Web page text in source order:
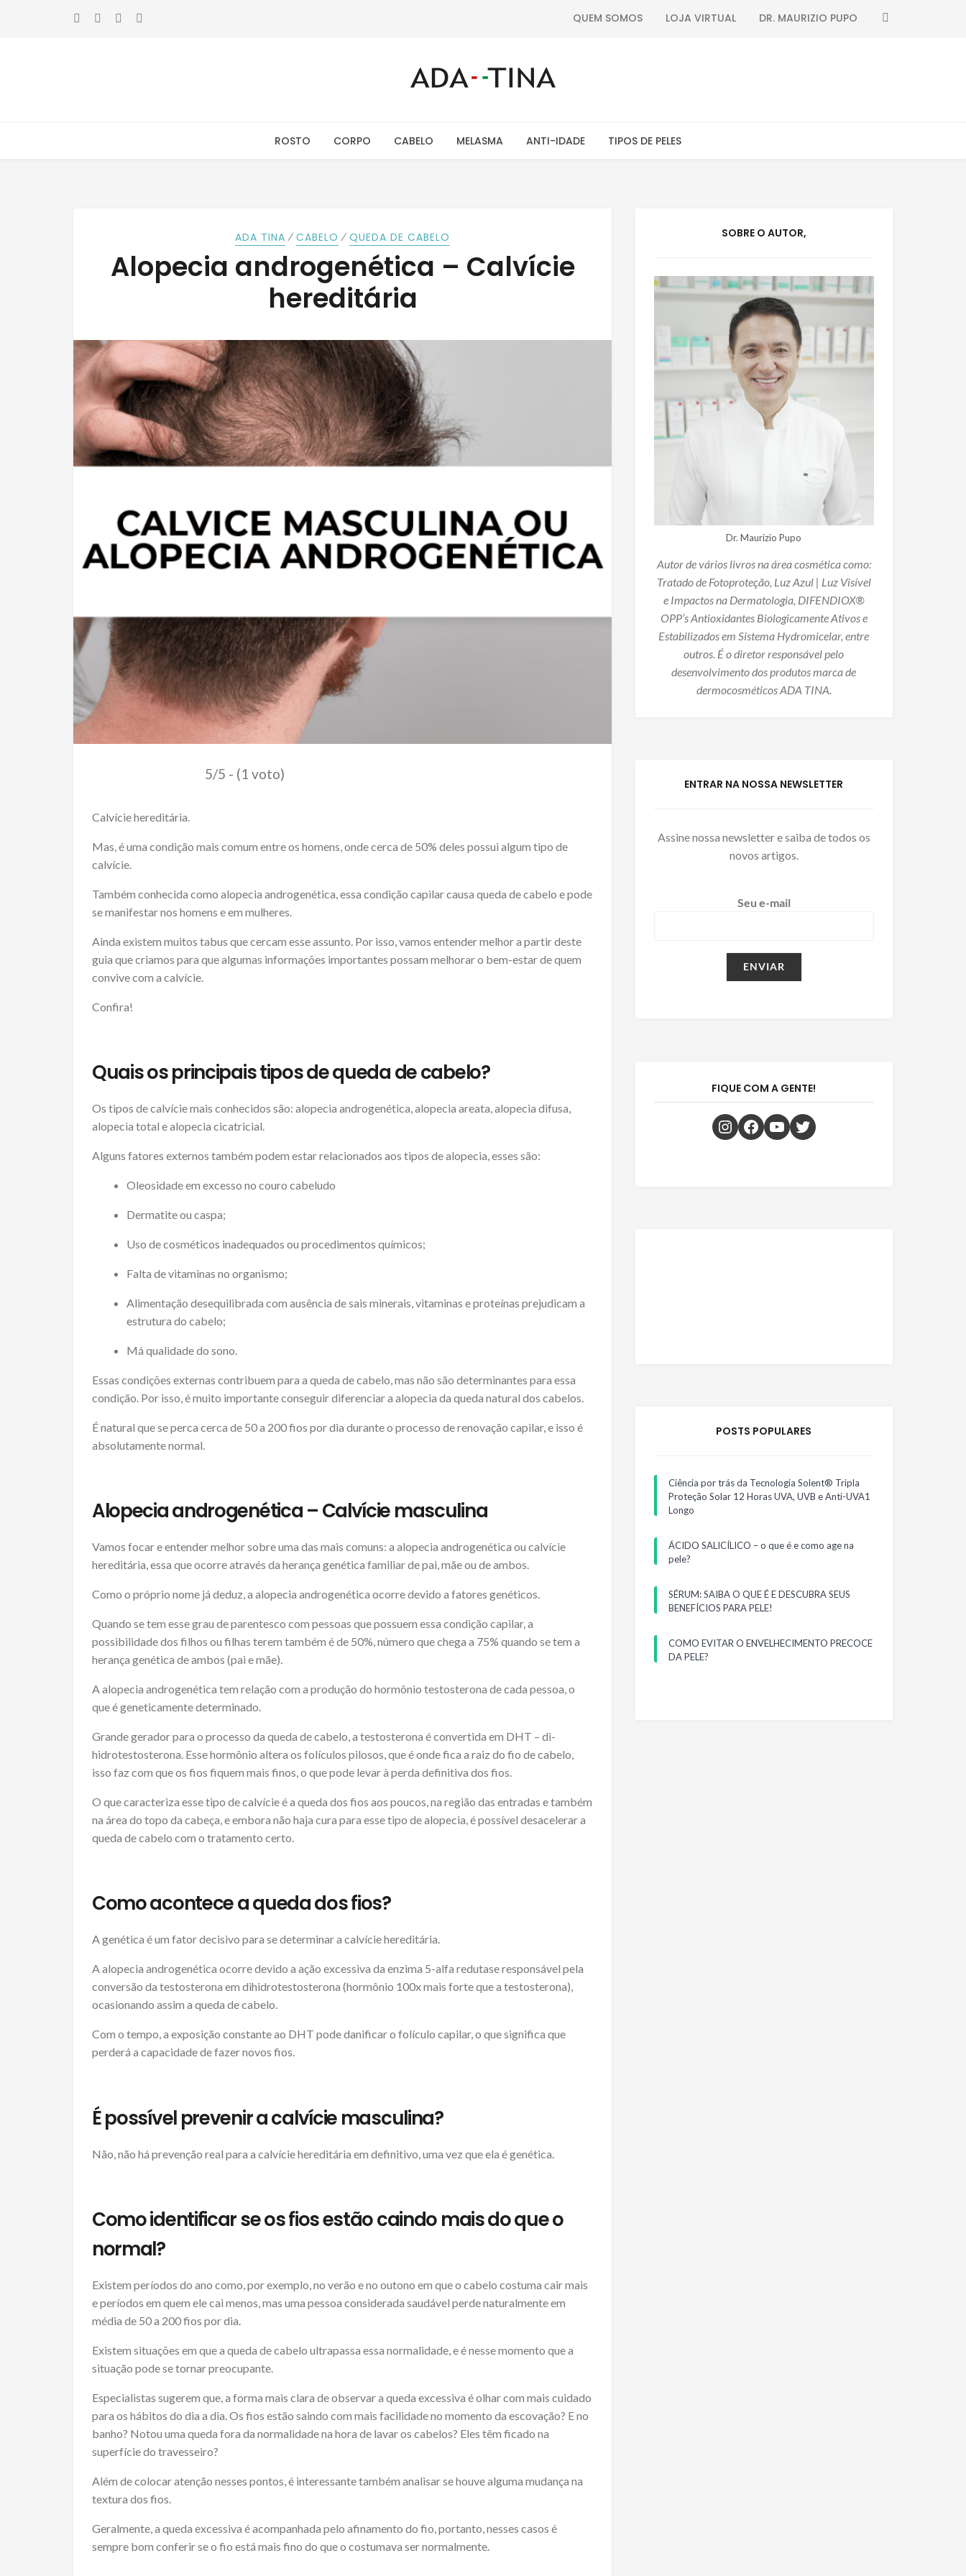
SEARCH
QUEM SOMOS LOJA VIRTUAL DR. MAURIZIO PUPO
ROSTO CORPO CABELO MELASMA ANTI-IDADE TIPOS DE PELES
ADA TINA ⁄ CABELO ⁄ QUEDA DE CABELO
Alopecia androgenética – Calvície
hereditária
5/5 - (1 voto)
Calvície hereditária.
Mas, é uma condição mais comum entre os homens, onde cerca de 50% deles possui algum tipo de
calvície.
Também conhecida como alopecia androgenética, essa condição capilar causa queda de cabelo e pode
se manifestar nos homens e em mulheres.
Ainda existem muitos tabus que cercam esse assunto. Por isso, vamos entender melhor a partir deste
guia que criamos para que algumas informações importantes possam melhorar o bem-estar de quem
convive com a calvície.
Confira!
Quais os principais tipos de queda de cabelo?
Os tipos de calvície mais conhecidos são: alopecia androgenética, alopecia areata, alopecia difusa,
alopecia total e alopecia cicatricial.
Alguns fatores externos também podem estar relacionados aos tipos de alopecia, esses são:
Oleosidade em excesso no couro cabeludo
Dermatite ou caspa;
Uso de cosméticos inadequados ou procedimentos químicos;
Falta de vitaminas no organismo;
Alimentação desequilibrada com ausência de sais minerais, vitaminas e proteínas prejudicam a
estrutura do cabelo;
Má qualidade do sono.
Essas condições externas contribuem para a queda de cabelo, mas não são determinantes para essa
condição. Por isso, é muito importante conseguir diferenciar a alopecia da queda natural dos cabelos.
É natural que se perca cerca de 50 a 200 fios por dia durante o processo de renovação capilar, e isso é
absolutamente normal.
Alopecia androgenética – Calvície masculina
Vamos focar e entender melhor sobre uma das mais comuns: a alopecia androgenética ou calvície
hereditária, essa que ocorre através da herança genética familiar de pai, mãe ou de ambos.
Como o próprio nome já deduz, a alopecia androgenética ocorre devido a fatores genéticos.
Quando se tem esse grau de parentesco com pessoas que possuem essa condição capilar, a
possibilidade dos filhos ou filhas terem também é de 50%, número que chega a 75% quando se tem a
herança genética de ambos (pai e mãe).
A alopecia androgenética tem relação com a produção do hormônio testosterona de cada pessoa, o
que é geneticamente determinado.
Grande gerador para o processo da queda de cabelo, a testosterona é convertida em DHT – di-
hidrotestosterona. Esse hormônio altera os folículos pilosos, que é onde fica a raiz do fio de cabelo,
isso faz com que os fios fiquem mais finos, o que pode levar à perda definitiva dos fios.
O que caracteriza esse tipo de calvície é a queda dos fios aos poucos, na região das entradas e também
na área do topo da cabeça, e embora não haja cura para esse tipo de alopecia, é possível desacelerar a
queda de cabelo com o tratamento certo.
Como acontece a queda dos fios?
A genética é um fator decisivo para se determinar a calvície hereditária.
A alopecia androgenética ocorre devido a ação excessiva da enzima 5-alfa redutase responsável pela
conversão da testosterona em dihidrotestosterona (hormônio 100x mais forte que a testosterona),
ocasionando assim a queda de cabelo.
Com o tempo, a exposição constante ao DHT pode danificar o folículo capilar, o que significa que
perderá a capacidade de fazer novos fios.
É possível prevenir a calvície masculina?
Não, não há prevenção real para a calvície hereditária em definitivo, uma vez que ela é genética.
Como identificar se os fios estão caindo mais do que o
normal?
Existem períodos do ano como, por exemplo, no verão e no outono em que o cabelo costuma cair mais
e períodos em quem ele cai menos, mas uma pessoa considerada saudável perde naturalmente em
média de 50 a 200 fios por dia.
Existem situações em que a queda de cabelo ultrapassa essa normalidade, e é nesse momento que a
situação pode se tornar preocupante.
Especialistas sugerem que, a forma mais clara de observar a queda excessiva é olhar com mais cuidado
para os hábitos do dia a dia. Os fios estão saindo com mais facilidade no momento da escovação? E no
banho? Notou uma queda fora da normalidade na hora de lavar os cabelos? Eles têm ficado na
superfície do travesseiro?
Além de colocar atenção nesses pontos, é interessante também analisar se houve alguma mudança na
textura dos fios.
Geralmente, a queda excessiva é acompanhada pelo afinamento do fio, portanto, nesses casos é
sempre bom conferir se o fio está mais fino do que o costumava ser normalmente.
SOBRE O AUTOR,
Dr. Maurizio Pupo
Autor de vários livros na área cosmética como:
Tratado de Fotoproteção, Luz Azul | Luz Visível
e Impactos na Dermatologia, DIFENDIOX®
OPP’s Antioxidantes Biologicamente Ativos e
Estabilizados em Sistema Hydromicelar, entre
outros. É o diretor responsável pelo
desenvolvimento dos produtos marca de
dermocosméticos ADA TINA.
ENTRAR NA NOSSA NEWSLETTER
Assine nossa newsletter e saiba de todos os
novos artigos.
Seu e-mail
FIQUE COM A GENTE!
Instagram
Facebook
Youtube
Twitter
POSTS POPULARES
Ciência por trás da Tecnologia Solent® Tripla
Proteção Solar 12 Horas UVA, UVB e Anti-UVA1
Longo
ÁCIDO SALICÍLICO – o que é e como age na
pele?
SÉRUM: SAIBA O QUE É E DESCUBRA SEUS
BENEFÍCIOS PARA PELE!
COMO EVITAR O ENVELHECIMENTO PRECOCE
DA PELE?